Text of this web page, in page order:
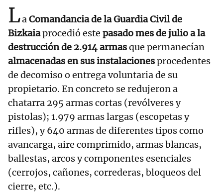
LaComandancia de la Guardia Civil de
Bizkaiaprocedió este pasado mes de julio a la
destrucción de 2.914 armasque permanecían
almacenadas en sus instalacionesprocedentes
de decomiso o entrega voluntaria de su
propietario. En concreto se redujeron a
chatarra 295 armas cortas (revólveres y
pistolas); 1.979 armas largas (escopetas y
rifles), y 640 armas de diferentes tipos como
avancarga, aire comprimido, armas blancas,
ballestas, arcos y componentes esenciales
(cerrojos, cañones, correderas, bloqueos del
cierre, etc.).